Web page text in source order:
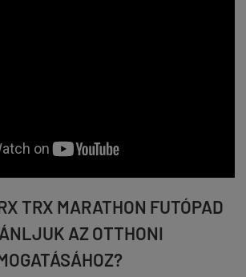
TRX MARATHON FUTÓPAD
AZ OTTHONI